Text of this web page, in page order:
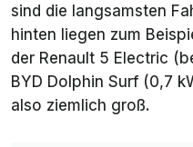
sind die langsamsten
hinten liegen zum
der Renault 5 Electric
BYD Dolphin Surf (0,7
also ziemlich groß.